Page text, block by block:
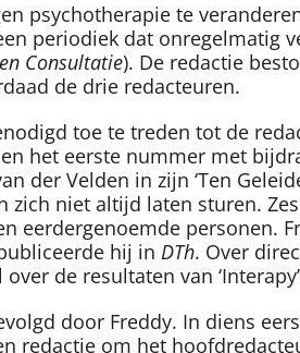
psychotherapie te
periodiek dat onregelmatig
Consultatie). De redactie
de drie redacteuren.
toe te treden tot de
het eerste nummer met
der Velden in zijn ‘Ten
niet altijd laten sturen.
eerdergenoemde personen.
hij in DTh. Over
de resultaten van
door Freddy. In diens
redactie om het